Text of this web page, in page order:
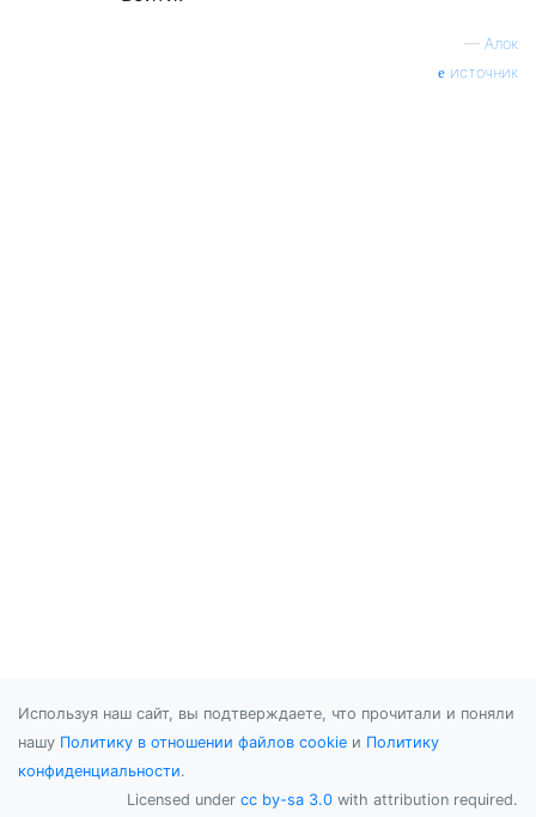
— Алок
источник
Используя наш сайт, вы подтверждаете, что прочитали и поняли
нашу Политику в отношении файлов cookie и Политику
конфиденциальности.
Licensed under cc by-sa 3.0 with attribution required.